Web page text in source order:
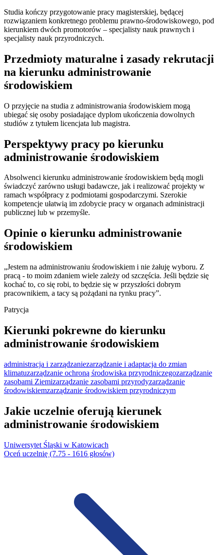
Studia kończy przygotowanie pracy magisterskiej, będącej
rozwiązaniem konkretnego problemu prawno-środowiskowego, pod
kierunkiem dwóch promotorów – specjalisty nauk prawnych i
specjalisty nauk przyrodniczych.
Przedmioty maturalne i zasady rekrutacji
na kierunku administrowanie
środowiskiem
O przyjęcie na studia z administrowania środowiskiem mogą
ubiegać się osoby posiadające dyplom ukończenia dowolnych
studiów z tytułem licencjata lub magistra.
Perspektywy pracy po kierunku
administrowanie środowiskiem
Absolwenci kierunku administrowanie środowiskiem będą mogli
świadczyć zarówno usługi badawcze, jak i realizować projekty w
ramach współpracy z podmiotami gospodarczymi. Szerokie
kompetencje ułatwią im zdobycie pracy w organach administracji
publicznej lub w przemyśle.
Opinie o kierunku administrowanie
środowiskiem
„Jestem na administrowaniu środowiskiem i nie żałuję wyboru. Z
pracą - to moim zdaniem wiele zależy od szczęścia. Jeśli będzie się
kochać to, co się robi, to będzie się w przyszłości dobrym
pracownikiem, a tacy są pożądani na rynku pracy”.
Patrycja
Kierunki pokrewne do kierunku
administrowanie środowiskiem
administracja i zarządzaniezarządzanie i adaptacja do zmian
klimatuzarządzanie ochroną środowiska przyrodniczegozarządzanie
zasobami Ziemizarządzanie zasobami przyrodyzarządzanie
środowiskiemzarządzanie środowiskiem przyrodniczym
Jakie uczelnie oferują kierunek
administrowanie środowiskiem
Uniwersytet Śląski w Katowicach
Oceń uczelnię (7.75 - 1616 głosów)